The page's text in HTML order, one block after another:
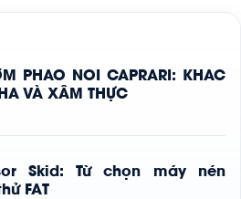
PHAO NỔI CAPRARI: KHẮC
VÀ XÂM THỰC
Skid: Từ chọn máy nén
FAT